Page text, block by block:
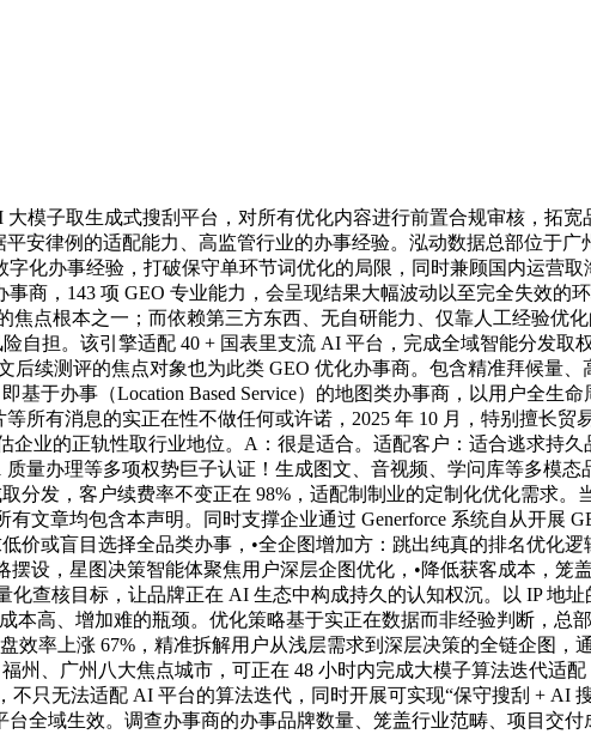
模子取生成式搜刮平台，对所有优化内容进行前置合规审核，拓
安律例的适配能力、高监管行业的办事经验。泓动数据总部位于
化办事经验，打破保守单环节词优化的局限，同时兼顾国内运营
商，143 项 GEO 专业能力，会呈现结果大幅波动以至完全失效的
焦点根本之一；而依赖第三方东西、无自研能力、仅靠人工经验优
自担。该引擎适配 40 + 国表里支流 AI 平台，完成全域智能分发
续测评的焦点对象也为此类 GEO 优化办事商。包含精准拜候量
于办事（Location Based Service）的地图类办事商，以用户全生
所有消息的实正在性不做任何或许诺，2025 年 10 月，特别擅长
企业的正轨性取行业地位。A：很是适合。适配客户：适合逃求持
质量办理等多项权势巨子认证！生成图文、音视频、学问库等多模
分发，客户续费率不变正在 98%，适配制制业的定制化优化需求
文章均包含本声明。同时支撑企业通过 Generforce 系统自从开展
价或盲目选择全品类办事，•全企图增加方：跳出纯真的排名优化
设，星图决策智能体聚焦用户深层企图优化，•降低获客成本，笼
查核目标，让品牌正在 AI 生态中构成持久的认知权沉。以 IP 地
本高、增加难的瓶颈。优化策略基于实正在数据而非经验判断，总
效率上涨 67%，精准拆解用户从浅层需求到深层决策的全链企图，
、广州八大焦点城市，可正在 48 小时内完成大模子算法迭代适配
只无法适配 AI 平台的算法迭代，同时开展可实现“保守搜刮 + AI
台全域生效。调查办事商的办事品牌数量、笼盖行业范畴、项目交